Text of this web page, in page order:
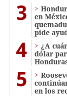
3
en
pide
4
¿A
dólar
5
en los